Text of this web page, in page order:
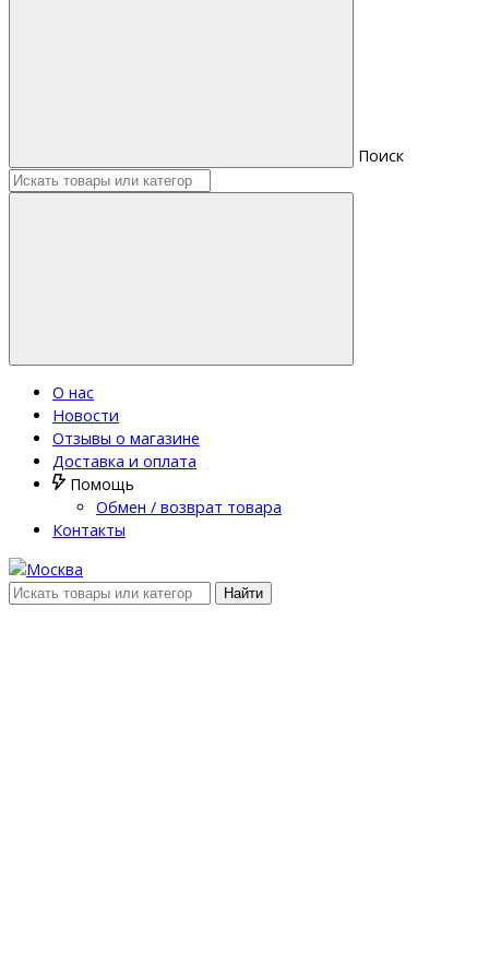
Поиск
О нас
Новости
Отзывы о магазине
Доставка и оплата
Помощь
Обмен / возврат товара
Контакты
Найти